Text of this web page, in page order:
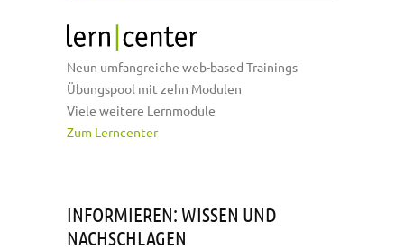
Neun umfangreiche web-based Trainings
Übungspool mit zehn Modulen
Viele weitere Lernmodule
Zum Lerncenter
INFORMIEREN: WISSEN UND
NACHSCHLAGEN